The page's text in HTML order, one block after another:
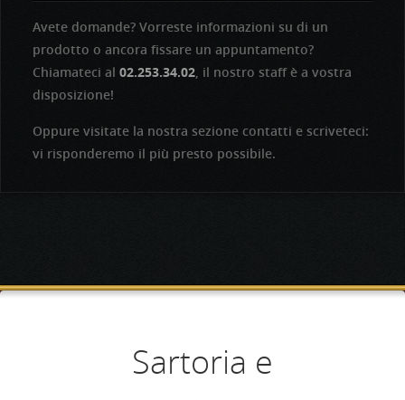
Avete domande? Vorreste informazioni su di un
prodotto o ancora fissare un appuntamento?
Chiamateci al 02.253.34.02, il nostro staff è a vostra
disposizione!
Oppure visitate la nostra sezione contatti e scriveteci:
vi risponderemo il più presto possibile.
Sartoria e
Competenza e
Aperti dal lunedì al